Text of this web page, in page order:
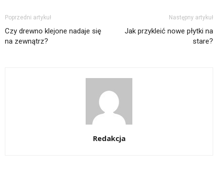
Poprzedni artykuł
Czy drewno klejone nadaje się
na zewnątrz?
Następny artykuł
Jak przykleić nowe płytki na
stare?
Redakcja